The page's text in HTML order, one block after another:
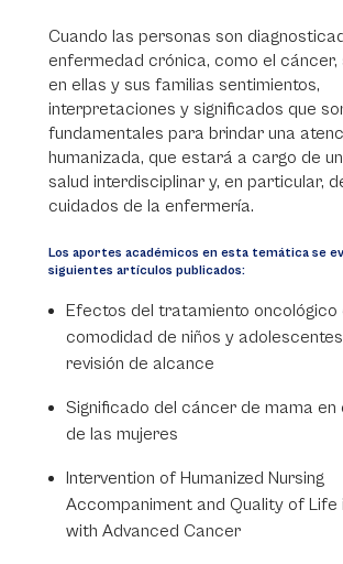
Cuando las personas son
enfermedad crónica, como el cáncer,
en ellas y sus familias sentimientos,
interpretaciones y significados que
fundamentales para brindar una
humanizada, que estará a cargo de
salud interdisciplinar y, en particular,
cuidados de la enfermería.
Los aportes académicos en esta temática se
siguientes artículos publicados:
Efectos del tratamiento oncológico
comodidad de niños y
revisión de alcance
Significado del cáncer de mama en
de las mujeres
Intervention of Humanized Nursing
Accompaniment and Quality of Life
with Advanced Cancer